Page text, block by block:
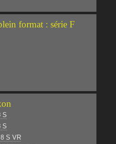
format : série F
S
S
S VR